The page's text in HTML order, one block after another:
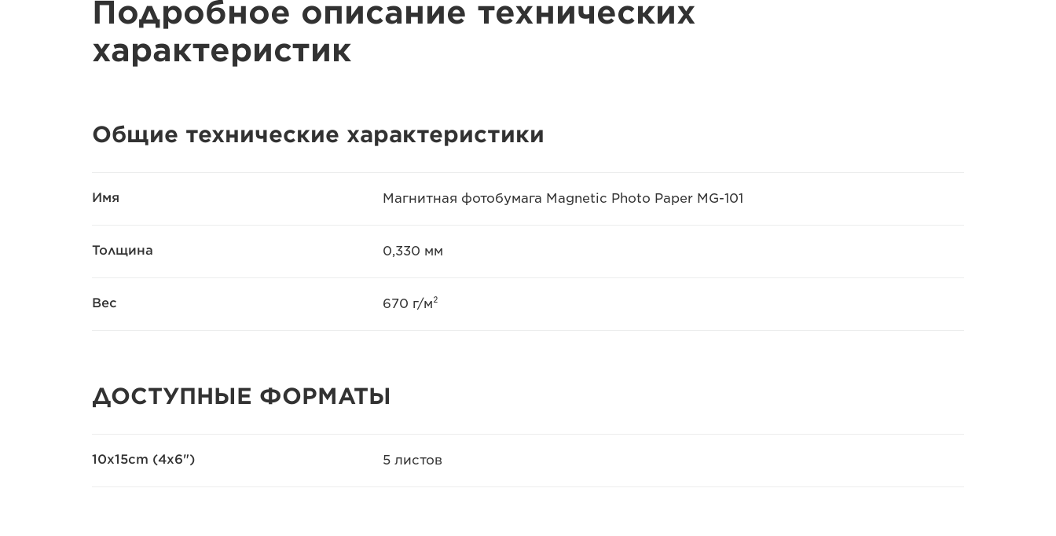
Подробное описание технических
характеристик
Общие технические характеристики
Имя Магнитная фотобумага Magnetic Photo Paper MG-101
Толщина 0,330 мм
Вес 670 г/м²
ДОСТУПНЫЕ ФОРМАТЫ
10x15cm (4x6") 5 листов